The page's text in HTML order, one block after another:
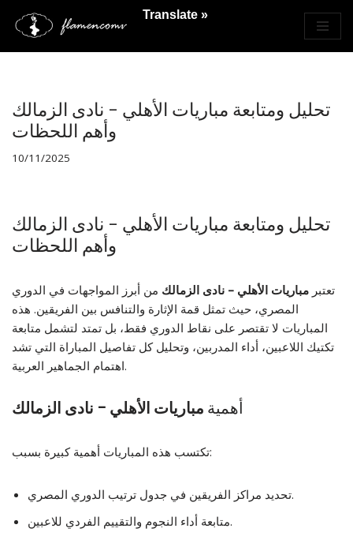
Saltar
تحليل ومتابعة مباريات الأهلي – نادى الزمالك
وأهم اللحظات
10/11/2025
تحليل ومتابعة مباريات الأهلي – نادى الزمالك
وأهم اللحظات
تعتبر مباريات الأهلي – نادى الزمالك من أبرز المواجهات في الدوري
المصري، حيث تمثل قمة الإثارة والتنافس بين الفريقين. هذه
المباريات لا تقتصر على نقاط الدوري فقط، بل تمتد لتشمل متابعة
تكتيك اللاعبين، أداء المدربين، وتحليل كل تفاصيل المباراة التي تشد
اهتمام الجماهير العربية.
أهمية مباريات الأهلي – نادى الزمالك
تكتسب هذه المباريات أهمية كبيرة بسبب:
تحديد مراكز الفريقين في جدول ترتيب الدوري المصري.
متابعة أداء النجوم والتقييم الفردي للاعبين.
Translate »